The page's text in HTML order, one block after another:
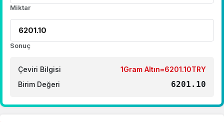
Miktar
Sonuç
Çeviri Bilgisi
1Gram Altın=6201.10TRY
Birim Değeri
6201.10